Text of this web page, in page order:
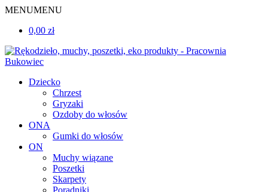
MENUMENU
0,00 zł
Dziecko
Chrzest
Gryzaki
Ozdoby do włosów
ONA
Gumki do włosów
ON
Muchy wiązane
Poszetki
Skarpety
Poradniki